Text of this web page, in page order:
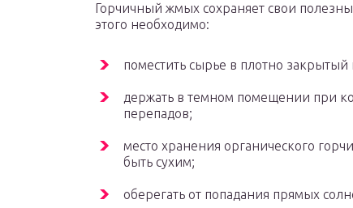
Горчичный жмых сохраняет свои
этого необходимо:
поместить сырье в плотно
держать в темном помещении при
перепадов;
место хранения органического
быть сухим;
оберегать от попадания прямых